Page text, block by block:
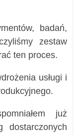
badań,
zestaw
ten proces.
usługi i
już
dostarczonych